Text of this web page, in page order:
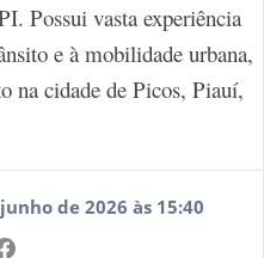
Possui vasta experiência
e à mobilidade urbana,
na cidade de Picos, Piauí,
de 2026 às 15:40